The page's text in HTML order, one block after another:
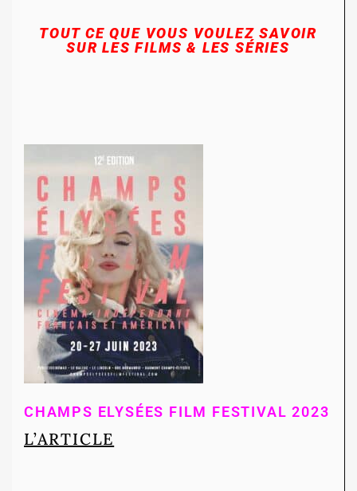
TOUT CE QUE VOUS VOULEZ SAVOIR
SUR LES FILMS & LES SÉRIES
CHAMPS ELYSÉES FILM FESTIVAL 2023
L’ARTICLE